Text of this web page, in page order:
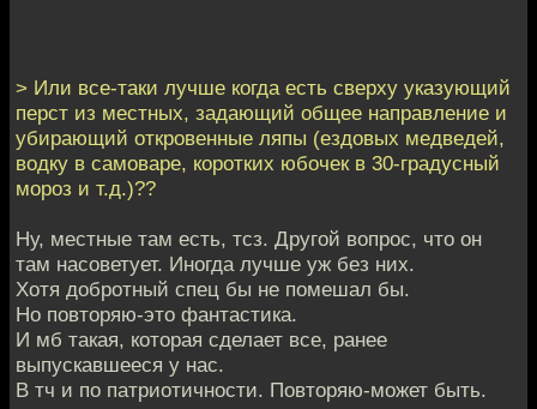
> Или все-таки лучше когда есть сверху указующий
перст из местных, задающий общее направление и
убирающий откровенные ляпы (ездовых медведей,
водку в самоваре, коротких юбочек в 30-градусный
мороз и т.д.)??
Ну, местные там есть, тсз. Другой вопрос, что он
там насоветует. Иногда лучше уж без них.
Хотя добротный спец бы не помешал бы.
Но повторяю-это фантастика.
И мб такая, которая сделает все, ранее
выпускавшееся у нас.
В тч и по патриотичности. Повторяю-может быть.